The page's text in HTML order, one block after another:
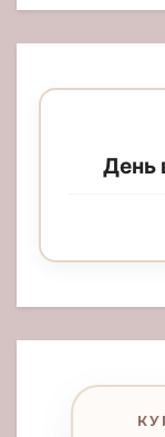
День